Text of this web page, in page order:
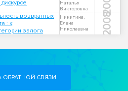
Наталья
Викторовна
возвратных
: к
залога
Никитина,
Елена
Николаевна
2008
СВЯЗИ